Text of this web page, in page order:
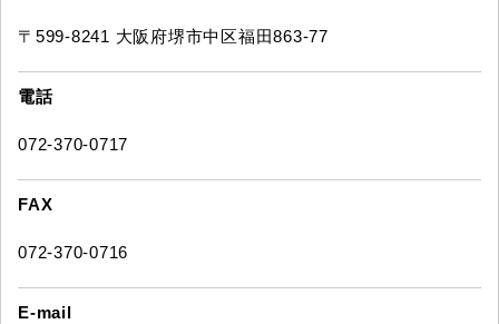
〒599-8241 大阪府堺市中区福田863-77
電話
072-370-0717
FAX
072-370-0716
E-mail